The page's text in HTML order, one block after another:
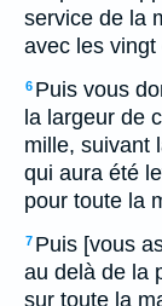
service de la
avec les vingt
6 Puis vous
la largeur de
mille, suivant
qui aura été
pour toute la
7 Puis [vous
au delà de la
sur toute la